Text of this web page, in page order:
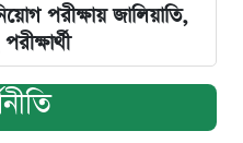
পরীক্ষায় জালিয়াতি,